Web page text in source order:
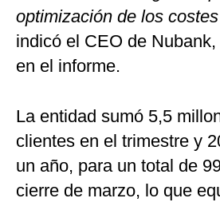
optimización de los
indicó el CEO de
en el informe.
La entidad sumó 5,5
clientes en el trimestre y
un año, para un total de
cierre de marzo, lo que